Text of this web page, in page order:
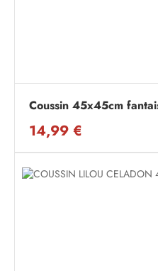
Coussin 45x45cm
14,99 €